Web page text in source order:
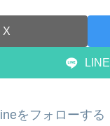
X
LINE
をフォローする